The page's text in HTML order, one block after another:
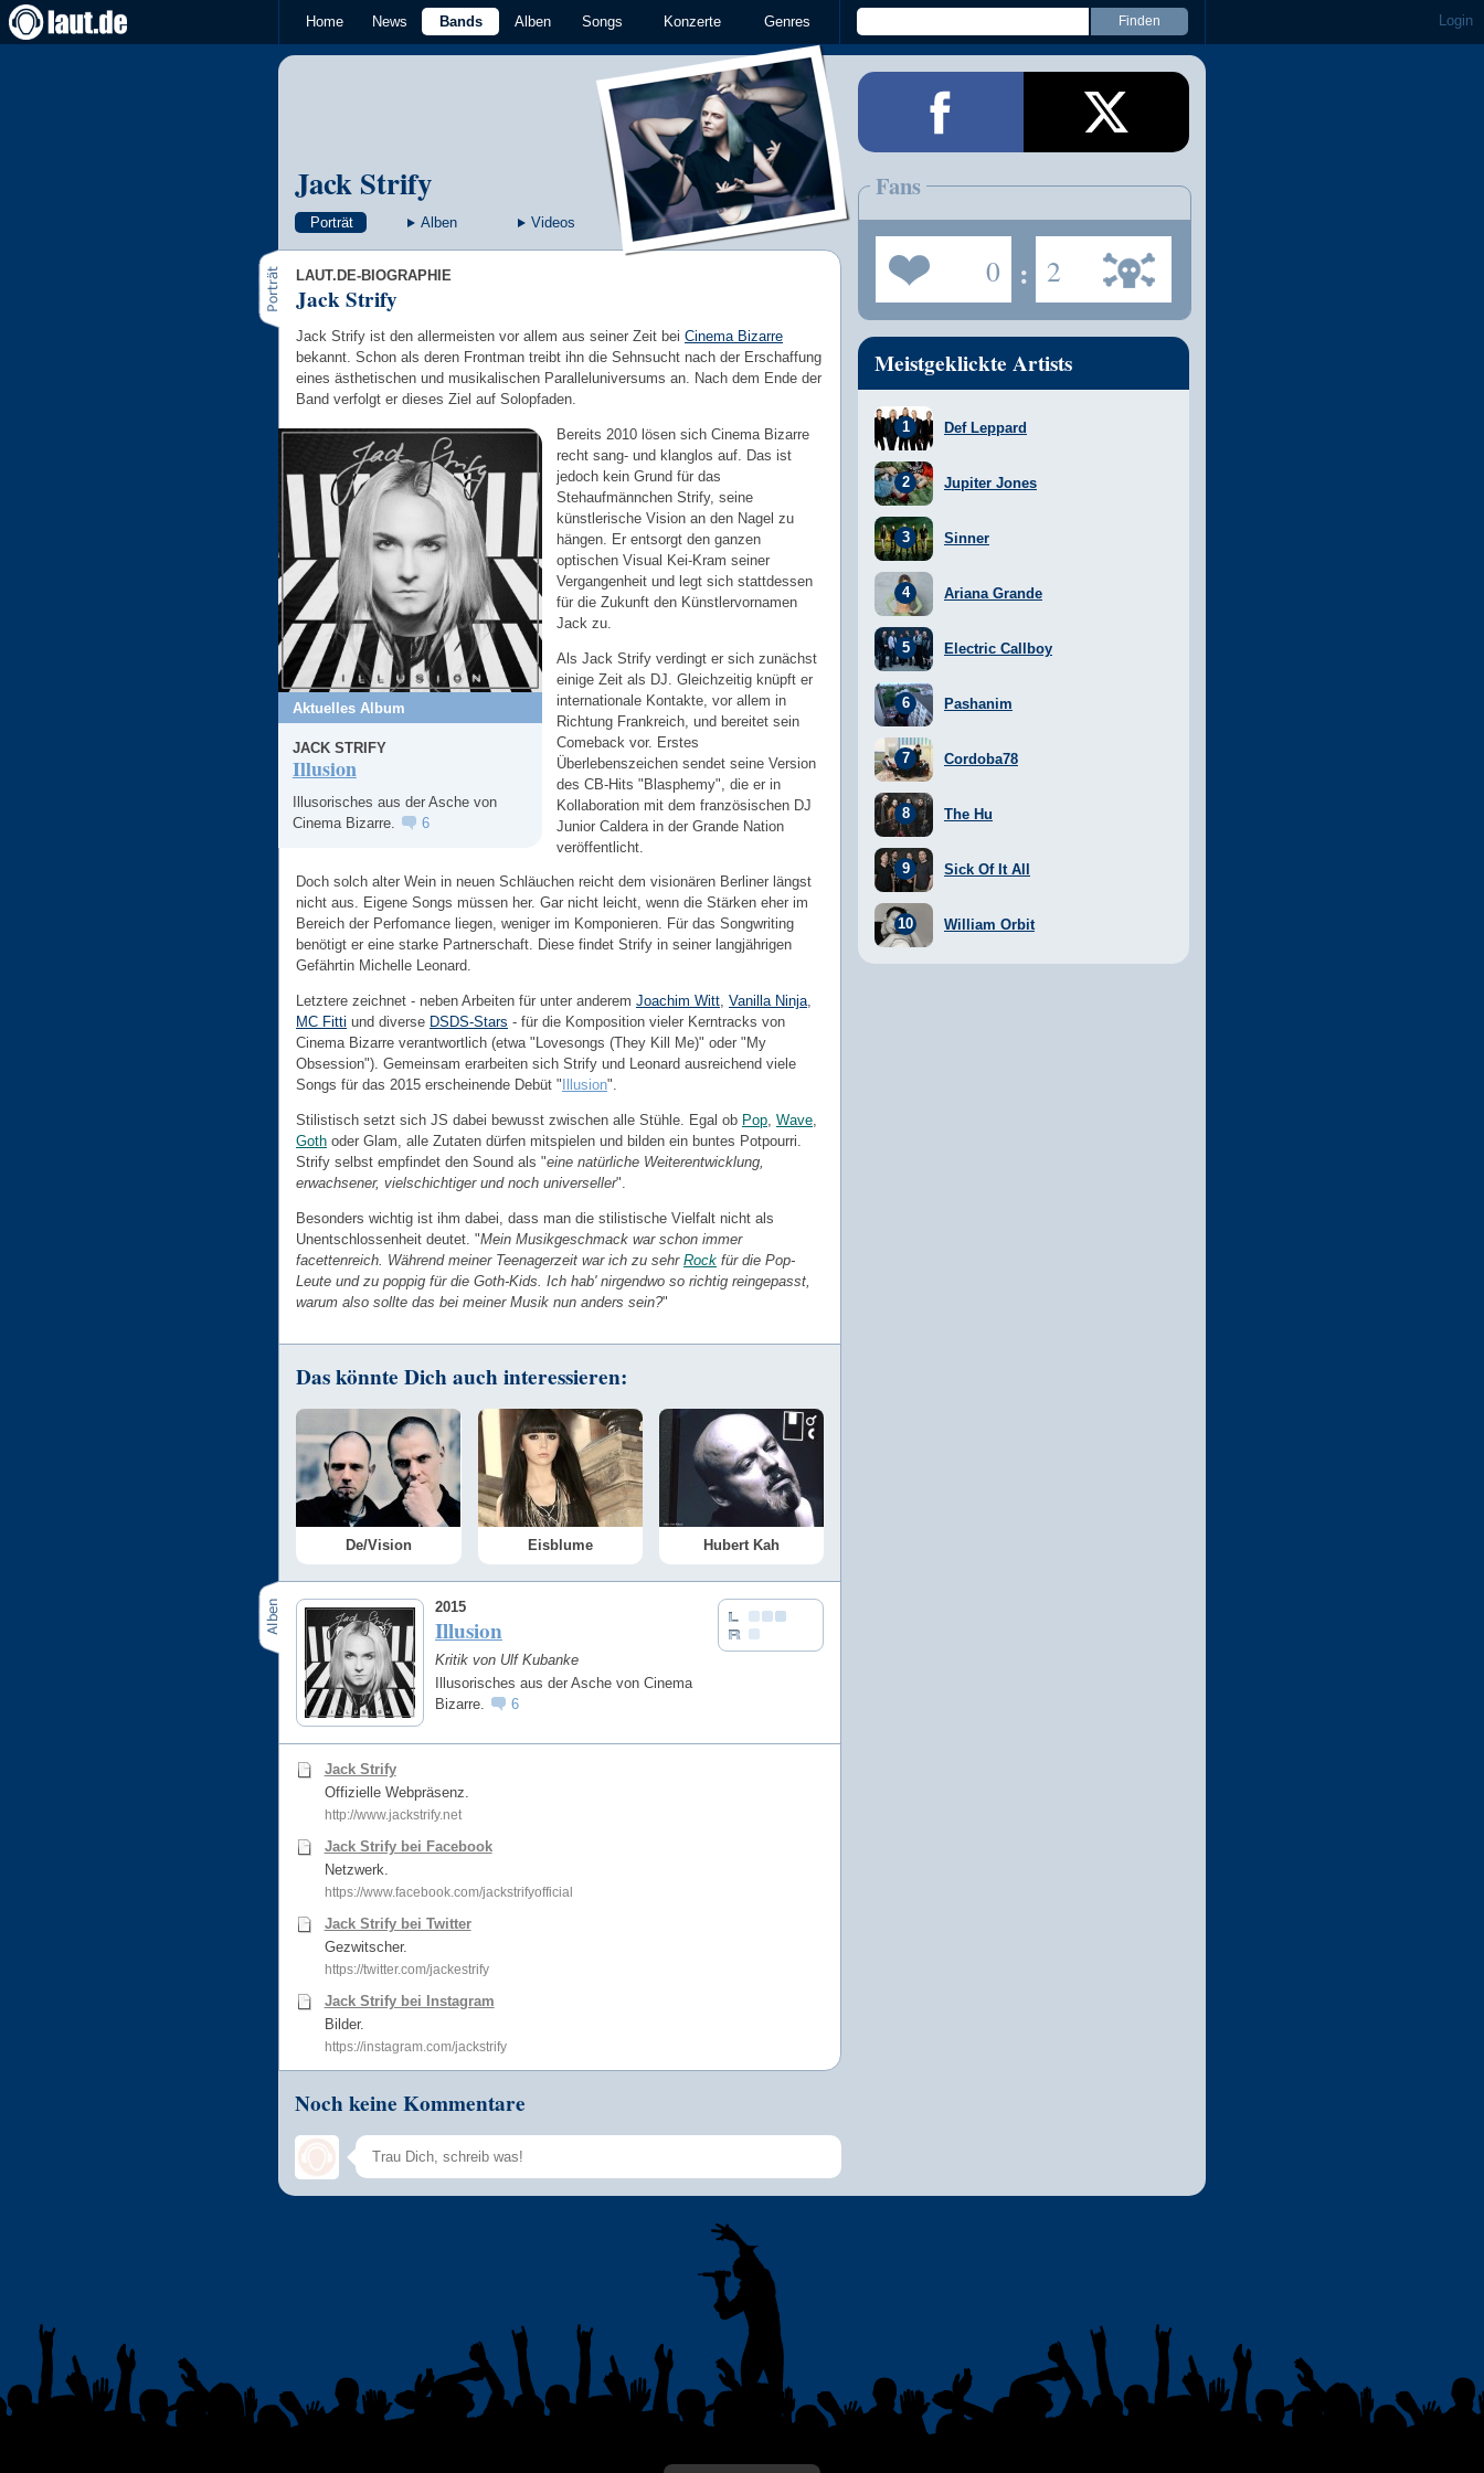
Home News Bands Alben Songs Konzerte Genres Login
Jack Strify
Porträt Alben Videos
LAUT.DE-BIOGRAPHIE
Jack Strify
Jack Strify ist den allermeisten vor allem aus seiner Zeit bei Cinema Bizarre
bekannt. Schon als deren Frontman treibt ihn die Sehnsucht nach der Erschaffung
eines ästhetischen und musikalischen Paralleluniversums an. Nach dem Ende der
Band verfolgt er dieses Ziel auf Solopfaden.
Aktuelles Album
JACK STRIFY
Illusion
Illusorisches aus der Asche von
Cinema Bizarre.
6
Bereits 2010 lösen sich Cinema Bizarre
recht sang- und klanglos auf. Das ist
jedoch kein Grund für das
Stehaufmännchen Strify, seine
künstlerische Vision an den Nagel zu
hängen. Er entsorgt den ganzen
optischen Visual Kei-Kram seiner
Vergangenheit und legt sich stattdessen
für die Zukunft den Künstlervornamen
Jack zu.
Als Jack Strify verdingt er sich zunächst
einige Zeit als DJ. Gleichzeitig knüpft er
internationale Kontakte, vor allem in
Richtung Frankreich, und bereitet sein
Comeback vor. Erstes
Überlebenszeichen sendet seine Version
des CB-Hits "Blasphemy", die er in
Kollaboration mit dem französischen DJ
Junior Caldera in der Grande Nation
veröffentlicht.
Doch solch alter Wein in neuen Schläuchen reicht dem visionären Berliner längst
nicht aus. Eigene Songs müssen her. Gar nicht leicht, wenn die Stärken eher im
Bereich der Perfomance liegen, weniger im Komponieren. Für das Songwriting
benötigt er eine starke Partnerschaft. Diese findet Strify in seiner langjährigen
Gefährtin Michelle Leonard.
Letztere zeichnet - neben Arbeiten für unter anderem Joachim Witt, Vanilla Ninja,
MC Fitti und diverse DSDS-Stars - für die Komposition vieler Kerntracks von
Cinema Bizarre verantwortlich (etwa "Lovesongs (They Kill Me)" oder "My
Obsession"). Gemeinsam erarbeiten sich Strify und Leonard ausreichend viele
Songs für das 2015 erscheinende Debüt " Illusion".
Stilistisch setzt sich JS dabei bewusst zwischen alle Stühle. Egal ob Pop Wave
Goth oder Glam, alle Zutaten dürfen mitspielen und bilden ein buntes Potpourri.
Strify selbst empfindet den Sound als "eine natürliche Weiterentwicklung,
erwachsener, vielschichtiger und noch universeller".
Besonders wichtig ist ihm dabei, dass man die stilistische Vielfalt nicht als
Unentschlossenheit deutet. "Mein Musikgeschmack war schon immer
facettenreich. Während meiner Teenagerzeit war ich zu sehr Rock für die Pop-
Leute und zu poppig für die Goth-Kids. Ich hab' nirgendwo so richtig reingepasst,
warum also sollte das bei meiner Musik nun anders sein?"
Das könnte Dich auch interessieren:
De/Vision Eisblume Hubert Kah
2015
Illusion
Kritik von Ulf Kubanke
Illusorisches aus der Asche von Cinema
Bizarre.
6
Jack Strify
Offizielle Webpräsenz.
http://www.jackstrify.net
Jack Strify bei Facebook
Netzwerk.
https://www.facebook.com/jackstrifyofficial
Jack Strify bei Twitter
Gezwitscher.
https://twitter.com/jackestrify
Jack Strify bei Instagram
Bilder.
https://instagram.com/jackstrify
Noch keine Kommentare
Speichern
Fans
0 : 2
Meistgeklickte Artists
Def Leppard
Jupiter Jones
Sinner
Ariana Grande
Electric Callboy
Pashanim
Cordoba78
The Hu
Sick Of It All
William Orbit